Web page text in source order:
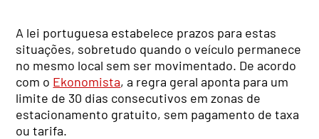
A lei portuguesa estabelece prazos para estas
situações, sobretudo quando o veículo permanece
no mesmo local sem ser movimentado. De acordo
com o Ekonomista, a regra geral aponta para um
limite de 30 dias consecutivos em zonas de
estacionamento gratuito, sem pagamento de taxa
ou tarifa.